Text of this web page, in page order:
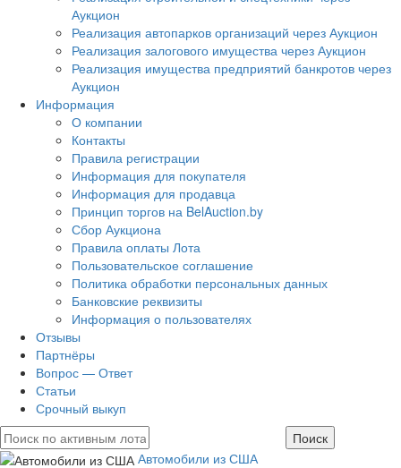
Аукцион
Реализация автопарков организаций через Аукцион
Реализация залогового имущества через Аукцион
Реализация имущества предприятий банкротов через
Аукцион
Информация
О компании
Контакты
Правила регистрации
Информация для покупателя
Информация для продавца
Принцип торгов на BelAuction.by
Сбор Аукциона
Правила оплаты Лота
Пользовательское соглашение
Политика обработки персональных данных
Банковские реквизиты
Информация о пользователях
Отзывы
Партнёры
Вопрос — Ответ
Статьи
Срочный выкуп
Автомобили из США